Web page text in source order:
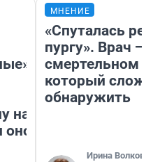
на
МНЕНИЕ
«Спуталась
пургу». Врач —
смертельном
который
обнаружить
Ирина Волкова